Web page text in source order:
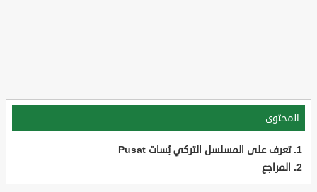
المحتوى
تعرف على المسلسل التركي بُسات Pusat
المراجع